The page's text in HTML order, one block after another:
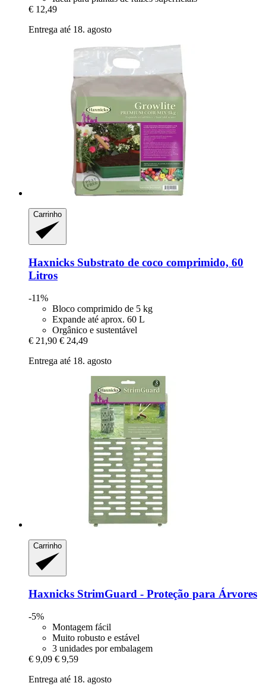
€ 12,49
Entrega até 18. agosto
Carrinho
Haxnicks Substrato de coco comprimido, 60
Litros
-11%
Bloco comprimido de 5 kg
Expande até aprox. 60 L
Orgânico e sustentável
€ 21,90 € 24,49
Entrega até 18. agosto
Carrinho
Haxnicks StrimGuard -​ Proteção para Árvores
-5%
Montagem fácil
Muito robusto e estável
3 unidades por embalagem
€ 9,09 € 9,59
Entrega até 18. agosto